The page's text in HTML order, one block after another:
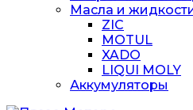
Масла и
ZIC
MOTUL
XADO
LIQUI MOLY
Аккумуляторы